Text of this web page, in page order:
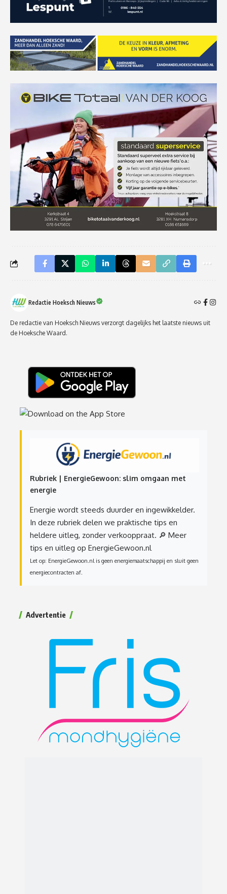
Redactie Hoeksch Nieuws
De redactie van Hoeksch Nieuws verzorgt dagelijks het laatste nieuws uit
de Hoeksche Waard.
Rubriek | EnergieGewoon: slim omgaan met
energie
Energie wordt steeds duurder en ingewikkelder.
In deze rubriek delen we praktische tips en
heldere uitleg, zonder verkooppraat. 🔎 Meer
tips en uitleg op EnergieGewoon.nl
Let op: EnergieGewoon.nl is geen energiemaatschappij en sluit geen
energiecontracten af.
Advertentie